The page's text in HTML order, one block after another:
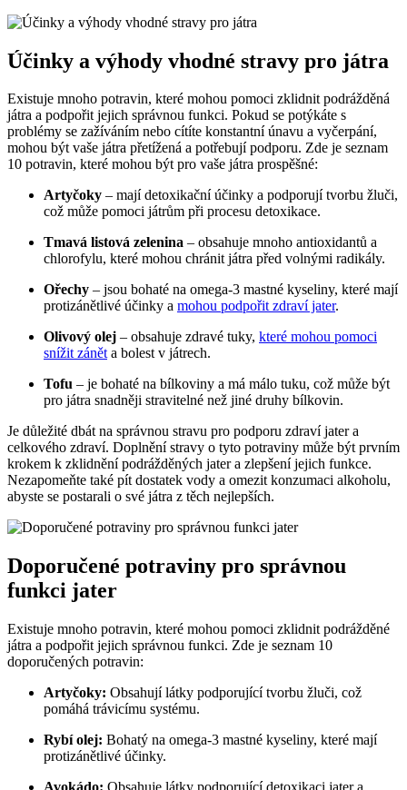
Účinky a výhody vhodné stravy pro játra
Existuje mnoho potravin, které mohou pomoci zklidnit podrážděná
játra a podpořit jejich správnou funkci. Pokud se potýkáte s
problémy se zažíváním nebo cítíte konstantní únavu a vyčerpání,
mohou být vaše játra přetížená a potřebují podporu. Zde je seznam
10 potravin, které mohou být pro vaše játra prospěšné:
Artyčoky – mají detoxikační účinky a podporují tvorbu žluči,
což může pomoci játrům při procesu detoxikace.
Tmavá listová zelenina – obsahuje mnoho antioxidantů a
chlorofylu, které mohou chránit játra před volnými radikály.
Ořechy – jsou bohaté na omega-3 mastné kyseliny, které mají
protizánětlivé účinky a mohou podpořit zdraví jater.
Olivový olej – obsahuje zdravé tuky, které mohou pomoci
snížit záněta bolest v játrech.
Tofu – je bohaté na bílkoviny a má málo tuku, což může být
pro játra snadněji stravitelné než jiné druhy bílkovin.
Je důležité dbát na správnou stravu pro podporu zdraví jater a
celkového zdraví. Doplnění stravy o tyto potraviny může být prvním
krokem k zklidnění podrážděných jater a zlepšení jejich funkce.
Nezapomeňte také pít dostatek vody a omezit konzumaci alkoholu,
abyste se postarali o své játra z těch nejlepších.
Doporučené potraviny pro správnou
funkci jater
Existuje mnoho potravin, které mohou pomoci zklidnit podrážděné
játra a podpořit jejich správnou funkci. Zde je seznam 10
doporučených potravin:
Artyčoky: Obsahují látky podporující tvorbu žluči, což
pomáhá trávicímu systému.
Rybí olej: Bohatý na omega-3 mastné kyseliny, které mají
protizánětlivé účinky.